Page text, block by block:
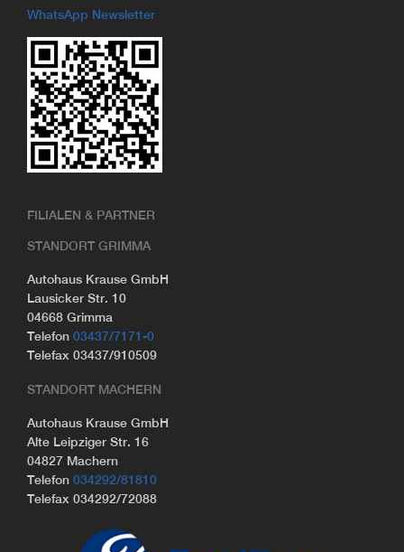
WhatsApp Newsletter
FILIALEN & PARTNER
STANDORT GRIMMA
Autohaus Krause GmbH
Lausicker Str. 10
04668 Grimma
Telefon 03437/7171-0
Telefax 03437/910509
STANDORT MACHERN
Autohaus Krause GmbH
Alte Leipziger Str. 16
04827 Machern
Telefon 034292/81810
Telefax 034292/72088